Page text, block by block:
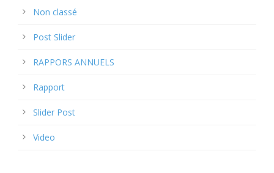
Non classé
Post Slider
RAPPORS ANNUELS
Rapport
Slider Post
Video